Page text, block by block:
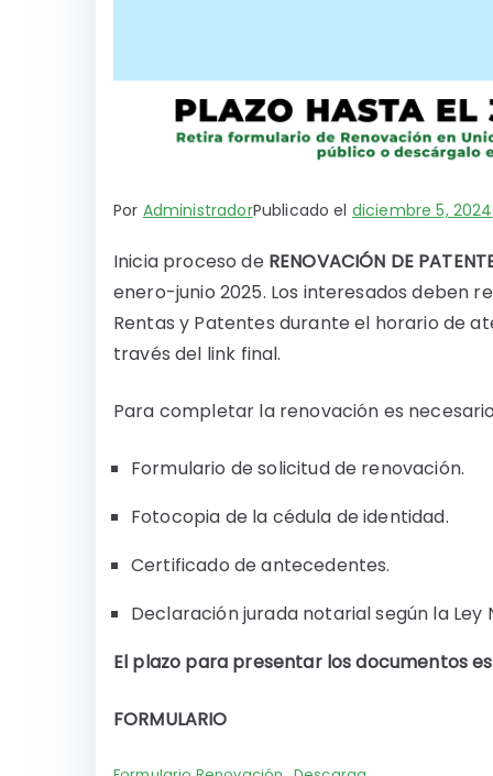
Por AdministradorPublicado el diciembre 5, 2024
Inicia proceso de RENOVACIÓN DE
enero-junio 2025. Los interesados deben
Rentas y Patentes durante el horario de
través del link final.
Para completar la renovación es
Formulario de solicitud de renovación.
Fotocopia de la cédula de identidad.
Certificado de antecedentes.
Declaración jurada notarial según la Ley
El plazo para presentar los documentos
FORMULARIO